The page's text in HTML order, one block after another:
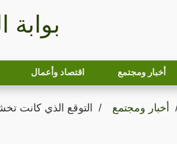
بوابة
أخبار ومجتمع اقتصاد وأعمال
أخبار ومجتمع التوقع الذي كانت